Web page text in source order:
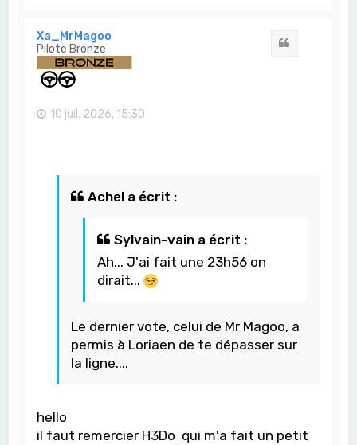
Xa_MrMagoo
Pilote Bronze
10 juil. 2026, 15:30
Achel a écrit :
Sylvain-vain a écrit :
Ah... J'ai fait une 23h56 on
dirait...
Le dernier vote, celui de Mr Magoo, a
permis à Loriaen de te dépasser sur
la ligne....
hello
il faut remercier H3Do qui m'a fait un petit